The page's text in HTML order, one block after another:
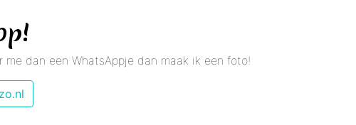
dan een WhatsAppje dan maak ik een foto!